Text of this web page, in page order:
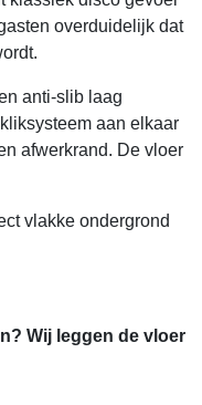
overduidelijk dat
anti-slib laag
aan elkaar
afwerkrand. De vloer
vlakke ondergrond
Wij leggen de vloer